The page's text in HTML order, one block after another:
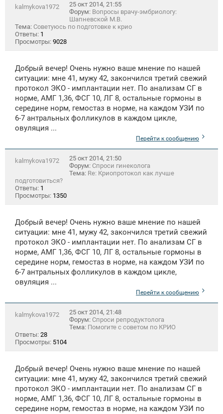
kalmykova1972
25 окт 2014, 21:55
Форум: Вопросы врачу-эмбриологу:
Шапневской М.В.
Тема: Советуюсь по подготовке к крио
Ответы: 1
Просмотры: 9028
Добрый вечер! Очень нужно ваше мнение по нашей
ситуации: мне 41, мужу 42, закончился третий свежий
протокол ЭКО - имплантации нет. По анализам СГ в
норме, АМГ 1,36, ФСГ 10, ЛГ 8, остальные гормоны в
середине норм, гемостаз в норме, на каждом УЗИ по
6-7 антральных фолликулов в каждом цикле,
овуляция ...
Перейти к сообщению
kalmykova1972
25 окт 2014, 21:50
Форум: Спроси гинеколога
Тема: Re: Криопротокол как лучше
подготовиться?
Ответы: 1
Просмотры: 1350
Добрый вечер! Очень нужно ваше мнение по нашей
ситуации: мне 41, мужу 42, закончился третий свежий
протокол ЭКО - имплантации нет. По анализам СГ в
норме, АМГ 1,36, ФСГ 10, ЛГ 8, остальные гормоны в
середине норм, гемостаз в норме, на каждом УЗИ по
6-7 антральных фолликулов в каждом цикле,
овуляция ...
Перейти к сообщению
kalmykova1972
25 окт 2014, 21:48
Форум: Спроси репродуктолога
Тема: Помогите с советом по КРИО
Ответы: 28
Просмотры: 5104
Добрый вечер! Очень нужно ваше мнение по нашей
ситуации: мне 41, мужу 42, закончился третий свежий
протокол ЭКО - имплантации нет. По анализам СГ в
норме, АМГ 1,36, ФСГ 10, ЛГ 8, остальные гормоны в
середине норм, гемостаз в норме, на каждом УЗИ по